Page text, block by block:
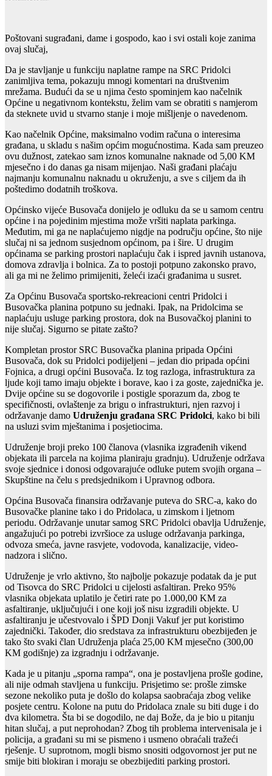
Poštovani sugrađani, dame i gospodo, kao i svi ostali koje zanima
ovaj slučaj,
Da je stavljanje u funkciju naplatne rampe na SRC Pridolci
zanimljiva tema, pokazuju mnogi komentari na društvenim
mrežama. Budući da se u njima često spominjem kao načelnik
Općine u negativnom kontekstu, želim vam se obratiti s namjerom
da steknete uvid u stvarno stanje i moje mišljenje o navedenom.
Kao načelnik Općine, maksimalno vodim računa o interesima
građana, u skladu s našim općim mogućnostima. Kada sam preuzeo
ovu dužnost, zatekao sam iznos komunalne naknade od 5,00 KM
mjesečno i do danas ga nisam mijenjao. Naši građani plaćaju
najmanju komunalnu naknadu u okruženju, a sve s ciljem da ih
poštedimo dodatnih troškova.
Općinsko vijeće Busovača donijelo je odluku da se u samom centru
općine i na pojedinim mjestima može vršiti naplata parkinga.
Međutim, mi ga ne naplaćujemo nigdje na području općine, što nije
slučaj ni sa jednom susjednom općinom, pa i šire. U drugim
općinama se parking prostori naplaćuju čak i ispred javnih ustanova,
domova zdravlja i bolnica. Za to postoji potpuno zakonsko pravo,
ali ga mi ne želimo primijeniti, želeći izaći građanima u susret.
Za Općinu Busovača sportsko-rekreacioni centri Pridolci i
Busovačka planina potpuno su jednaki. Ipak, na Pridolcima se
naplaćuju usluge parking prostora, dok na Busovačkoj planini to
nije slučaj. Sigurno se pitate zašto?
Kompletan prostor SRC Busovačka planina pripada Općini
Busovača, dok su Pridolci podijeljeni – jedan dio pripada općini
Fojnica, a drugi općini Busovača. Iz tog razloga, infrastruktura za
ljude koji tamo imaju objekte i borave, kao i za goste, zajednička je.
Dvije općine su se dogovorile i postigle sporazum da, zbog te
specifičnosti, ovlaštenje za brigu o infrastrukturi, njen razvoj i
održavanje damo Udruženju građana SRC Pridolci, kako bi bili
na usluzi svim mještanima i posjetiocima.
Udruženje broji preko 100 članova (vlasnika izgrađenih vikend
objekata ili parcela na kojima planiraju gradnju). Udruženje održava
svoje sjednice i donosi odgovarajuće odluke putem svojih organa –
Skupštine na čelu s predsjednikom i Upravnog odbora.
Općina Busovača finansira održavanje puteva do SRC-a, kako do
Busovačke planine tako i do Pridolaca, u zimskom i ljetnom
periodu. Održavanje unutar samog SRC Pridolci obavlja Udruženje,
angažujući po potrebi izvršioce za usluge održavanja parkinga,
odvoza smeća, javne rasvjete, vodovoda, kanalizacije, video-
nadzora i slično.
Udruženje je vrlo aktivno, što najbolje pokazuje podatak da je put
od Tisovca do SRC Pridolci u cijelosti asfaltiran. Preko 95%
vlasnika objekata uplatilo je četiri rate po 1.000,00 KM za
asfaltiranje, uključujući i one koji još nisu izgradili objekte. U
asfaltiranju je učestvovalo i ŠPD Donji Vakuf jer put koristimo
zajednički. Također, dio sredstava za infrastrukturu obezbijeđen je
tako što svaki član Udruženja plaća 25,00 KM mjesečno (300,00
KM godišnje) za izgradnju i održavanje.
Kada je u pitanju „sporna rampa“, ona je postavljena prošle godine,
ali nije odmah stavljena u funkciju. Prisjetimo se: prošle zimske
sezone nekoliko puta je došlo do kolapsa saobraćaja zbog velike
posjete centru. Kolone na putu do Pridolaca znale su biti duge i do
dva kilometra. Šta bi se dogodilo, ne daj Bože, da je bio u pitanju
hitan slučaj, a put neprohodan? Zbog tih problema intervenisala je i
policija, a građani su mi se pismeno i usmeno obraćali tražeći
rješenje. U suprotnom, mogli bismo snositi odgovornost jer put ne
smije biti blokiran i moraju se obezbijediti parking prostori.